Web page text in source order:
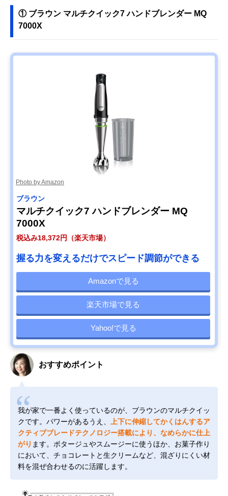
Amazonで見る
ドレス充電式ハン
① ブラウン マルチクイック7 ハンドブレンダー MQ
7000X
Photo by Amazon
ブラウン
マルチクイック7 ハンドブレンダー MQ
7000X
税込み18,372円（楽天市場）
握る力を変えるだけでスピード調節ができる
Amazonで見る
楽天市場で見る
Yahoo!で見る
おすすめポイント
我が家で一番よく使っているのが、ブラウンのマルチクイッ
クです。パワーがあるうえ、
上下に伸縮してかくはんするア
クティブブレードテクノロジー搭載により、なめらかに仕上
がり ます。ポタージュやスムージーに使うほか、お菓子作り
において、チョコレートと生クリームなど、混ざりにくい材
料を混ぜ合わせるのに活躍します。